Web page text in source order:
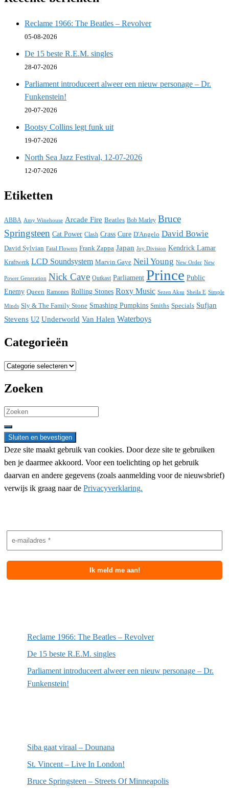
Reclame 1966: The Beatles – Revolver
05-08-2026
De 15 beste R.E.M. singles
28-07-2026
Parliament introduceert alweer een nieuw personage – Dr.
Funkenstein!
20-07-2026
Bootsy Collins legt funk uit
19-07-2026
North Sea Jazz Festival, 12-07-2026
12-07-2026
Etiketten
ABBA Amy Winehouse Arcade Fire Beatles Bob Marley Bruce
Springsteen Cat Power Clash Crass Cure D'Angelo David Bowie
David Sylvian Fatal Flowers Frank Zappa Japan Joy Division Kendrick Lamar
Kraftwerk LCD Soundsystem Marvin Gaye Neil Young New Order New
Power Generation Nick Cave Outkast Parliament Prince Public
Enemy Queen Ramones Rolling Stones Roxy Music Sezen Aksu Sheila E Simple
Minds Sly & The Family Stone Smashing Pumpkins Smiths Specials Sufjan
Stevens U2 Underworld Van Halen Waterboys
Categorieën
Categorieën
Zoeken
Search
for:
Deze site maakt gebruik van cookies. Door deze site te gebruiken
ben je daarmee akkoord. Voor een toelichting op het gebruik
daarvan en andere gegevens (zoals aanmelding voor de nieuwsbrief)
verwijs ik graag naar de Privacyverklaring.
Reclame 1966: The Beatles – Revolver
De 15 beste R.E.M. singles
Parliament introduceert alweer een nieuw personage – Dr.
Funkenstein!
Siba gaat viraal – Dounana
St. Vincent – Live In London!
Bruce Springsteen – Streets Of Minneapolis